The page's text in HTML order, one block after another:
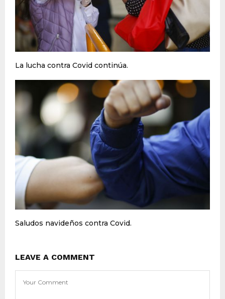
La lucha contra Covid continúa.
Saludos navideños contra Covid.
LEAVE A COMMENT